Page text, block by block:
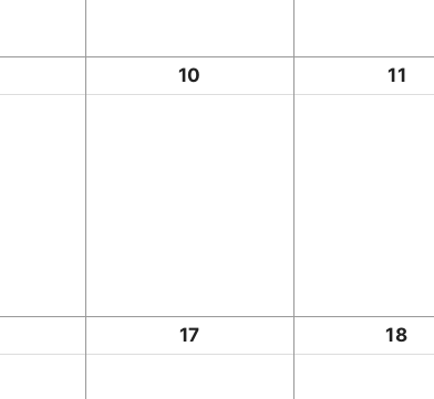
10 11
17 18